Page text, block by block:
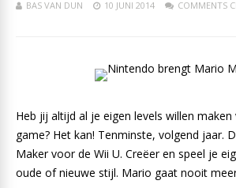
BAS VAN DUN 10 JUNI 2014 COMMENTS
Heb jij altijd al je eigen levels willen
game? Het kan! Tenminste, volgend jaar.
Maker voor de Wii U. Creëer en speel je
oude of nieuwe stijl. Mario gaat nooit